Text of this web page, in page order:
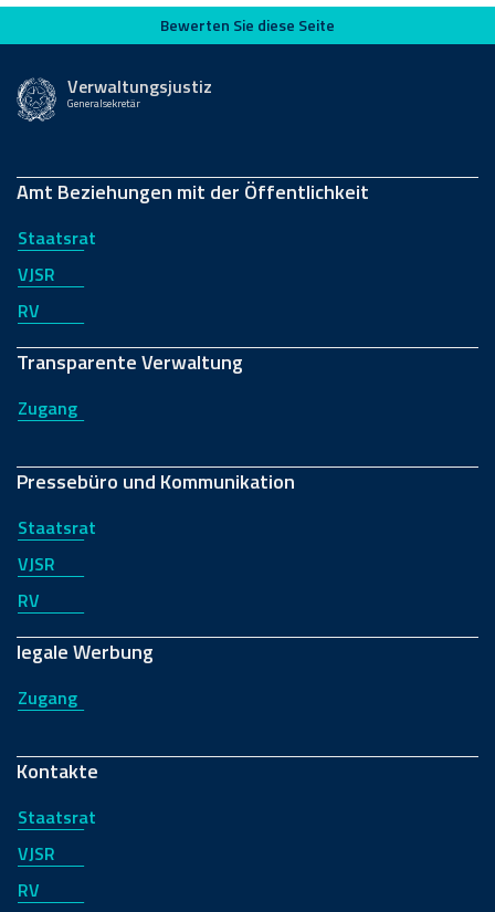
Bewerten Sie diese Seite
Bewerten Sie diese Seite
Verwaltungsjustiz
Generalsekretär
Amt Beziehungen mit der Öffentlichkeit
Staatsrat
VJSR
RV
Transparente Verwaltung
Zugang
Pressebüro und Kommunikation
Staatsrat
VJSR
RV
legale Werbung
Zugang
Kontakte
Staatsrat
VJSR
RV